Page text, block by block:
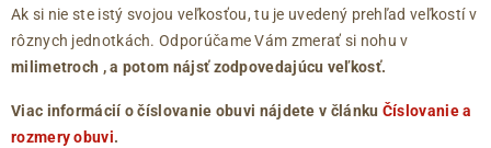
Ak si nie ste istý svojou veľkosťou, tu je uvedený prehľad veľkostí v
rôznych jednotkách. Odporúčame Vám zmerať si nohu v
milimetroch , a potom nájsť zodpovedajúcu veľkosť.
Viac informácií o číslovanie obuvi nájdete v článku Číslovanie a
rozmery obuvi.